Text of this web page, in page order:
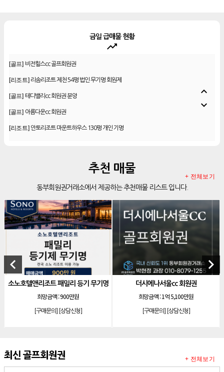
금일 급매물 현황
trending_up
[골프] 비전힐스cc 골프회원권
[리조트] 리솜리조트 제천 54평 법인 무기명 회원제
[골프] 테디밸리cc 회원권 분양
[골프] 아름다운cc 회원권
[리조트] 안토리조트 마운트하우스 130평 개인 기명
한화리조트 스위트 회원제 무기명
소노 이그젝큐티브 회원제 무기명
[리조트]소노호텔앤리조트 로얄 회원제 기명
[리조트]소노호텔앤리조트 로얄 회원제 기명
소노호텔앤리조트 로얄 등기 기명
[리조트]소노호텔앤리조트 골드 회원제 무기명
[리조트]소노호텔앤리조트 골드 등기 기명
[리조트]소노호텔앤리조트 스위트 등기 무기명
[골프]발리오스cc 회원권 종류
[리조트]소노호텔앤리조트 패밀리 등기 무기명
expand_less
expand_more
추천 매물
동부회원권거래소에서 제공하는 추천매물 리스트 입니다.
+ 전체보기
keyboard_arrow_left
소노호텔앤리조트 패밀리 등기 무기명
희망금액 :900만원
[구매문의] [상담신청]
더시에나서울cc 회원권
희망금액 :1억 5,100만원
[구매문의] [상담신청]
keyboard_arrow_right
최신 골프회원권 + 전체보기